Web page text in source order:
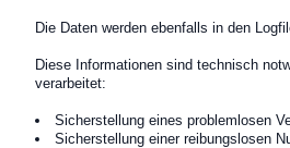
Die Daten werden ebenfalls in den
Diese Informationen sind technisch
verarbeitet:
Sicherstellung eines problemlosen
Sicherstellung einer reibungslosen